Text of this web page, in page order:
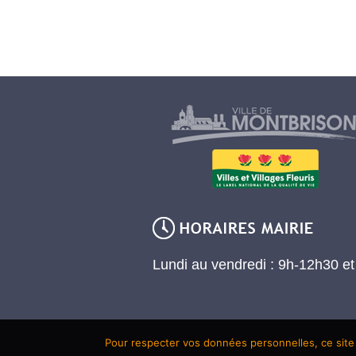
Lundi au vendredi : 9h-12h30
Pour respecter vos données personnelles, ce